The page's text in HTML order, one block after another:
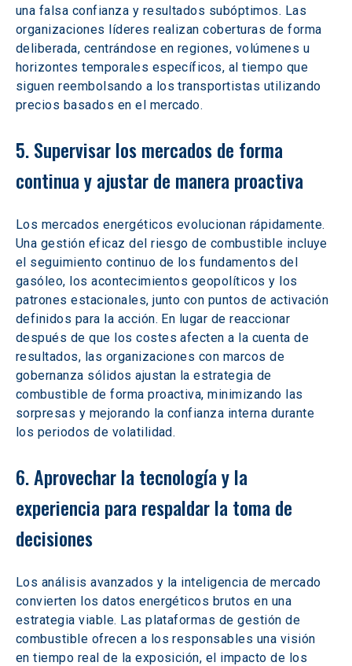
una falsa confianza y resultados subóptimos. Las
organizaciones líderes realizan coberturas de forma
deliberada, centrándose en regiones, volúmenes u
horizontes temporales específicos, al tiempo que
siguen reembolsando a los transportistas utilizando
precios basados en el mercado.
5. Supervisar los mercados de forma
continua y ajustar de manera proactiva
Los mercados energéticos evolucionan rápidamente.
Una gestión eficaz del riesgo de combustible incluye
el seguimiento continuo de los fundamentos del
gasóleo, los acontecimientos geopolíticos y los
patrones estacionales, junto con puntos de activación
definidos para la acción. En lugar de reaccionar
después de que los costes afecten a la cuenta de
resultados, las organizaciones con marcos de
gobernanza sólidos ajustan la estrategia de
combustible de forma proactiva, minimizando las
sorpresas y mejorando la confianza interna durante
los periodos de volatilidad.
6. Aprovechar la tecnología y la
experiencia para respaldar la toma de
decisiones
Los análisis avanzados y la inteligencia de mercado
convierten los datos energéticos brutos en una
estrategia viable. Las plataformas de gestión de
combustible ofrecen a los responsables una visión
en tiempo real de la exposición, el impacto de los